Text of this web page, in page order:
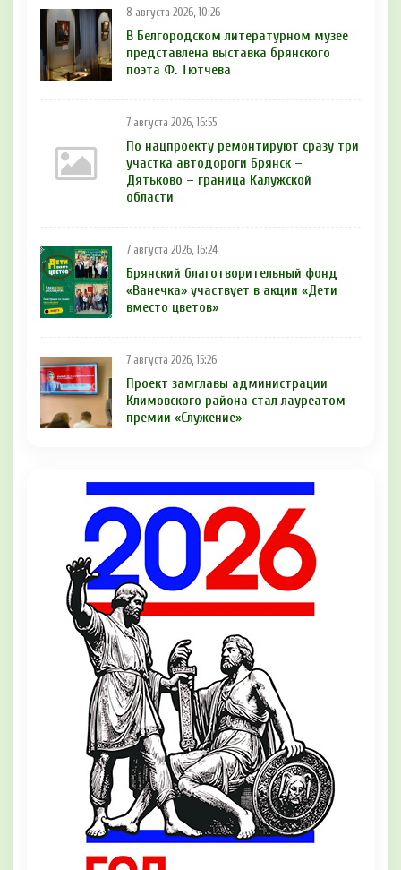
8 августа 2026, 10:26
В Белгородском литературном музее
представлена выставка брянского
поэта Ф. Тютчева
7 августа 2026, 16:55
По нацпроекту ремонтируют сразу три
участка автодороги Брянск –
Дятьково – граница Калужской
области
7 августа 2026, 16:24
Брянский благотворительный фонд
«Ванечка» участвует в акции «Дети
вместо цветов»
7 августа 2026, 15:26
Проект замглавы администрации
Климовского района стал лауреатом
премии «Служение»